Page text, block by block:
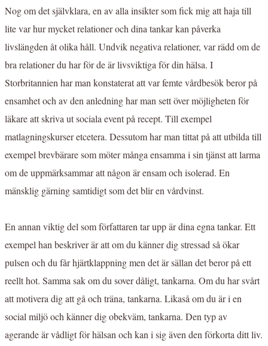
Nog om det självklara, en av alla insikter som fick mig att haja till
lite var hur mycket relationer och dina tankar kan påverka
livslängden åt olika håll. Undvik negativa relationer, var rädd om de
bra relationer du har för de är livsviktiga för din hälsa. I
Storbritannien har man konstaterat att var femte vårdbesök beror på
ensamhet och av den anledning har man sett över möjligheten för
läkare att skriva ut sociala event på recept. Till exempel
matlagningskurser etcetera. Dessutom har man tittat på att utbilda till
exempel brevbärare som möter många ensamma i sin tjänst att larma
om de uppmärksammar att någon är ensam och isolerad. En
mänsklig gärning samtidigt som det blir en vårdvinst.
En annan viktig del som författaren tar upp är dina egna tankar. Ett
exempel han beskriver är att om du känner dig stressad så ökar
pulsen och du får hjärtklappning men det är sällan det beror på ett
reellt hot. Samma sak om du sover dåligt, tankarna. Om du har svårt
att motivera dig att gå och träna, tankarna. Likaså om du är i en
social miljö och känner dig obekväm, tankarna. Den typ av
agerande är vådligt för hälsan och kan i sig även den förkorta ditt liv.